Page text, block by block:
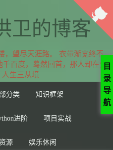
卫的博客
尽天涯路。 衣带渐宽终不悔，
，蓦然回首，那人却在灯火阑
三从境界
分类 知识框架
进阶 项目实战
源 娱乐休闲
目
录
导
航